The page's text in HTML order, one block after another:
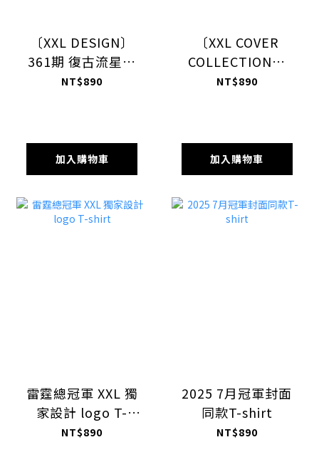
〔XXL DESIGN〕
361期 復古流星列
傳 刊頁款厚磅落肩
NT$890
加入購物車
〔XXL COVER
COLLECTION〕
361期 復古流星列
NT$890
加入購物車
雷霆總冠軍 XXL 獨
家設計 logo T-
shirt
NT$890
2025 7月冠軍封面
同款T-shirt
NT$890